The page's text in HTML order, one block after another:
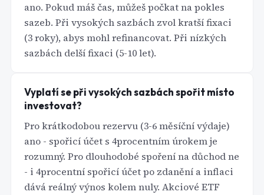
ano. Pokud máš čas, můžeš počkat na pokles
sazeb. Při vysokých sazbách zvol kratší fixaci
(3 roky), abys mohl refinancovat. Při nízkých
sazbách delší fixaci (5-10 let).
Vyplatí se při vysokých sazbách spořit místo
investovat?
Pro krátkodobou rezervu (3-6 měsíční výdaje)
ano - spořicí účet s 4procentním úrokem je
rozumný. Pro dlouhodobé spoření na důchod ne
- i 4procentní spořicí účet po zdanění a inflaci
dává reálný výnos kolem nuly. Akciové ETF